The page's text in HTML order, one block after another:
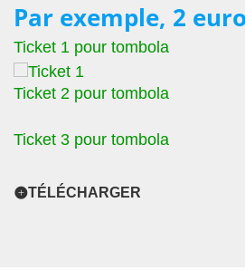
Par exemple, 2
Ticket 1 pour tombola
Ticket 2 pour tombola
Ticket 3 pour tombola
TÉLÉCHARGER